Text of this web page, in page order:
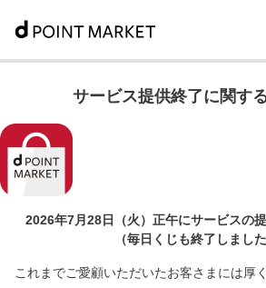
サービス提供終了に関す
2026年7月28日（火）正午にサービスの
（毎日くじも終了しました
これまでご愛顧いただいたお客さまには厚